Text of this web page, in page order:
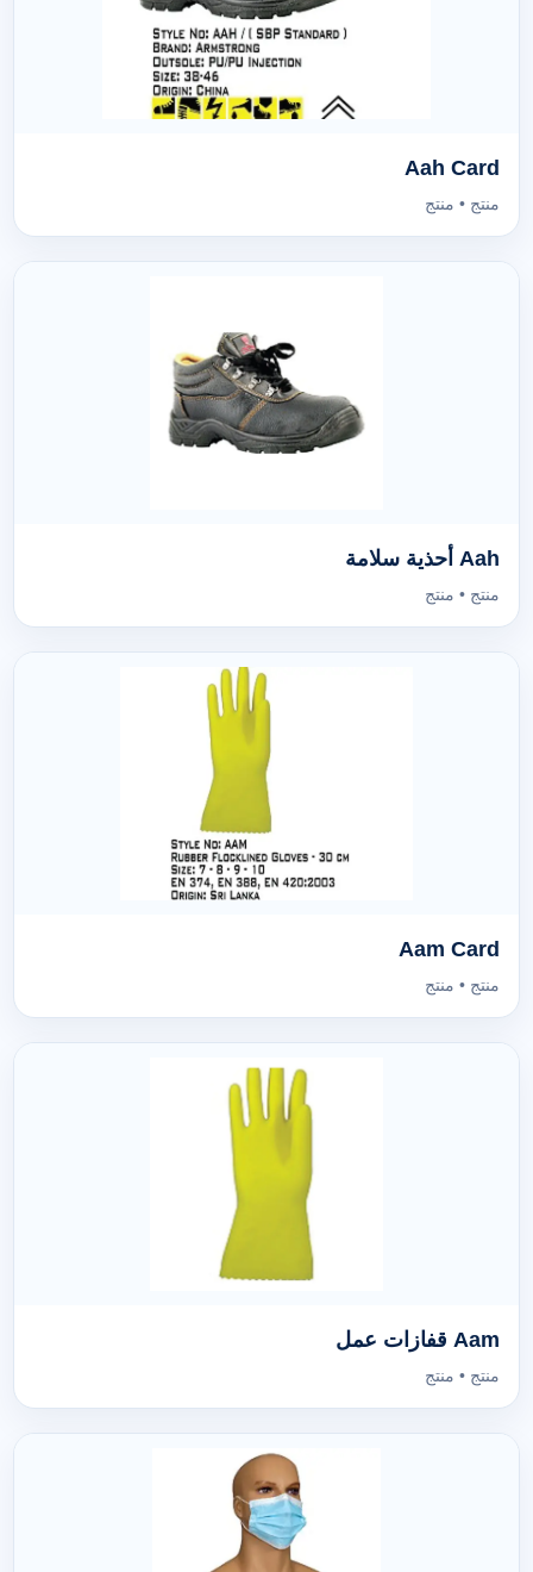
Aah Card
منتج • منتج
Aah أحذية سلامة
منتج • منتج
Aam Card
منتج • منتج
Aam قفازات عمل
منتج • منتج